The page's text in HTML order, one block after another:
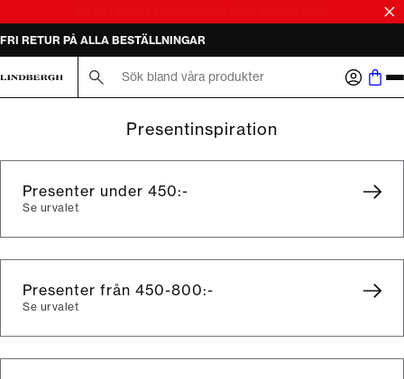
Presentinspiration
Presenter under 450:-
Se urvalet
Presenter från 450-800:-
Se urvalet